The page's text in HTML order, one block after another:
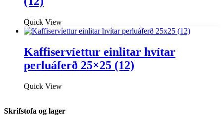
Quick View
Kaffiservíettur einlitar hvítar
perluáferð 25×25 (12)
Quick View
Skrifstofa og lager